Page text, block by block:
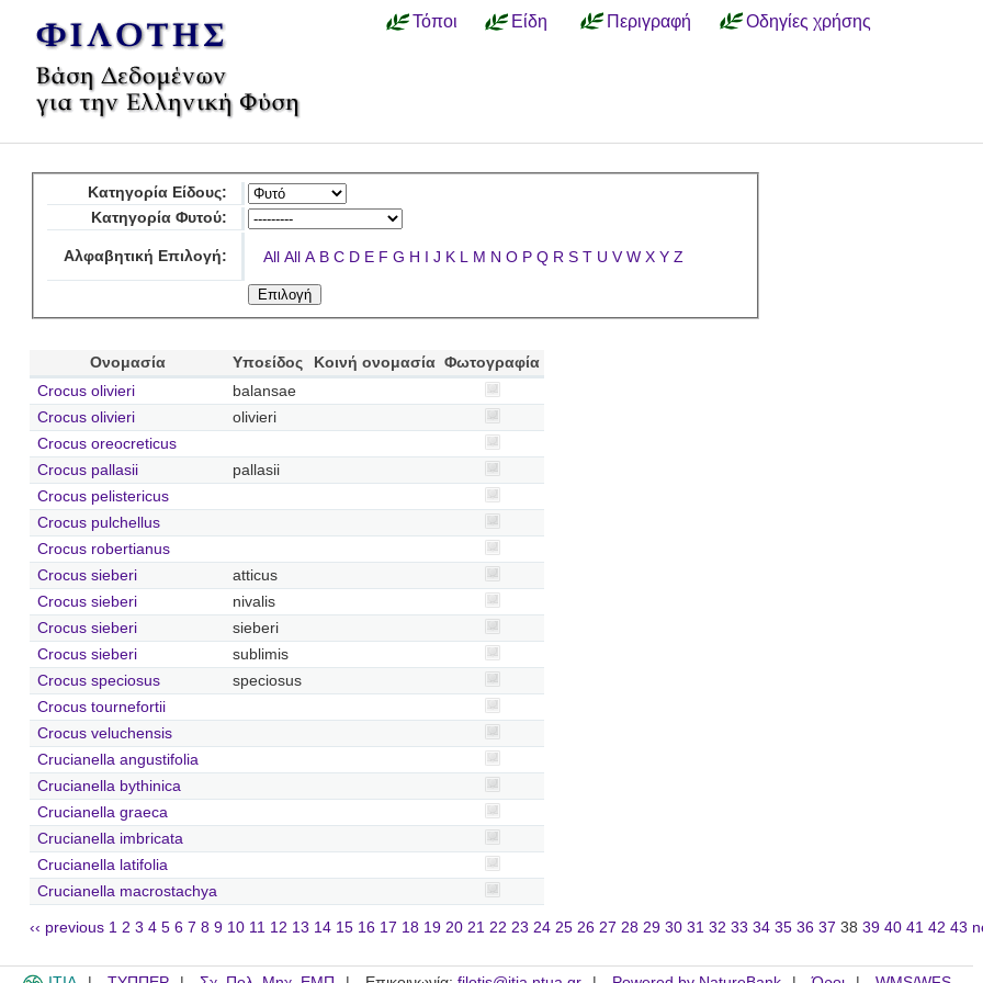
Τόποι Είδη Περιγραφή Οδηγίες χρήσης
Κατηγορία Είδους:
Κατηγορία Φυτού:
Αλφαβητική Επιλογή: All All A B C D E F G H I J K L M N O P Q R S T U V W X Y Z
Ονομασία Υποείδος Κοινή ονομασία Φωτογραφία
Crocus olivieri
balansae
Crocus olivieri
olivieri
Crocus oreocreticus
Crocus pallasii
pallasii
Crocus pelistericus
Crocus pulchellus
Crocus robertianus
Crocus sieberi
atticus
Crocus sieberi
nivalis
Crocus sieberi
sieberi
Crocus sieberi
sublimis
Crocus speciosus
speciosus
Crocus tournefortii
Crocus veluchensis
Crucianella angustifolia
Crucianella bythinica
Crucianella graeca
Crucianella imbricata
Crucianella latifolia
Crucianella macrostachya
‹‹ previous 1 2 3 4 5 6 7 8 9 10 11 12 13 14 15 16 17 18 19 20 21 22 23 24 25 26 27 28 29 30 31 32 33 34 35 36 37 38 39 40 41 42 43